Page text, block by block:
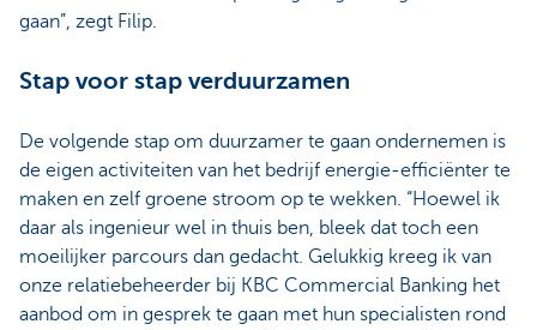
gaan”, zegt Filip.
Stap voor stap verduurzamen
De volgende stap om duurzamer te gaan ondernemen is
de eigen activiteiten van het bedrijf energie-efficiënter te
maken en zelf groene stroom op te wekken. “Hoewel ik
daar als ingenieur wel in thuis ben, bleek dat toch een
moeilijker parcours dan gedacht. Gelukkig kreeg ik van
onze relatiebeheerder bij KBC Commercial Banking het
aanbod om in gesprek te gaan met hun specialisten rond